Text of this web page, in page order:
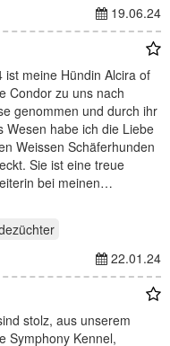
19.06.24
ist meine Hündin Alcira of
Condor zu uns nach
genommen und durch ihr
Wesen habe ich die Liebe
Weissen Schäferhunden
Sie ist eine treue
bei meinen…
22.01.24
stolz, aus unserem
Symphony Kennel,